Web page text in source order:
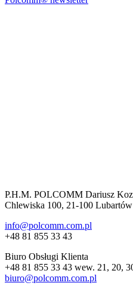
P.H.M. POLCOMM Dariusz
Chlewiska 100, 21-100 Lubartów
info@polcomm.com.pl
+48 81 855 33 43
Biuro Obsługi Klienta
+48 81 855 33 43 wew. 21, 20,
biuro@polcomm.com.pl